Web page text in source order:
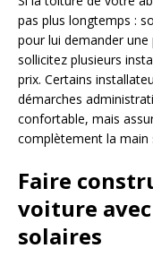
pas plus longtemps :
pour lui demander
sollicitez plusieurs
prix. Certains
démarches
confortable, mais
complètement la main
Faire
voiture
solaires